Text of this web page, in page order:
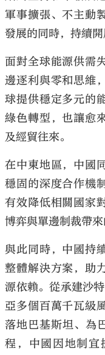
軍事擴張、不主動
發展的同時，持續開
面對全球能源供需
邊逐利與零和思維
球提供穩定多元的
綠色轉型，也讓愈
及經貿往來。
在中東地區，中國
穩固的深度合作機
有效降低相關國家
博弈與單邊制裁帶來
與此同時，中國持
整體解決方案，助
源依賴。從承建沙
亞多個百萬千瓦級
落地巴基斯坦、為
程，中國因地制宜